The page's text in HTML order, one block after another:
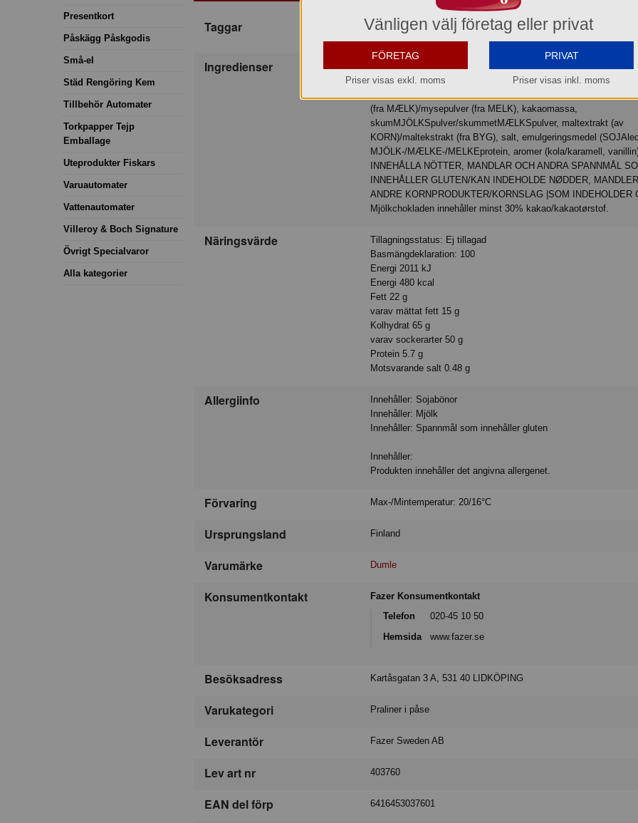
Presentkort
Påskägg Påskgodis
Små-el
Städ Rengöring Kem
Tillbehör Automater
Torkpapper Tejp
Emballage
Uteprodukter Fiskars
Varuautomater
Vattenautomater
Villeroy & Boch Signature
Övrigt Specialvaror
Alla kategorier
Taggar Fazer Godis Kakao Choklad Mjölkchoklad Dumle
Chocklad
Ingredienser
helMJÖLKSpulver/sødMÆLKSpulver/helMELKpulver,
fullhärdat vegetabiliskt fett (kokos), vasslepulver (av MJÖLK)/
(fra MÆLK)/mysepulver (fra MELK), kakaomassa,
skumMJÖLKSpulver/skummetMÆLKSpulver, maltextrakt (av
KORN)/maltekstrakt (fra BYG), salt, emulgeringsmedel
MJÖLK-/MÆLKE-/MELKEprotein, aromer (kola/karamell,
INNEHÅLLA NÖTTER, MANDLAR OCH ANDRA SPANNMÅL
INNEHÅLLER GLUTEN/KAN INDEHOLDE NØDDER,
ANDRE KORNPRODUKTER/KORNSLAG |SOM INDEHOLDER
Mjölkchokladen innehåller minst 30% kakao/kakaotørstof.
Näringsvärde
Tillagningsstatus: Ej tillagad
Basmängdeklaration: 100
Energi 2011 kJ
Energi 480 kcal
Fett 22 g
varav mättat fett 15 g
Kolhydrat 65 g
varav sockerarter 50 g
Protein 5.7 g
Motsvarande salt 0.48 g
Allergiinfo
Innehåller: Sojabönor
Innehåller: Mjölk
Innehåller: Spannmål som innehåller gluten
Innehåller:
Produkten innehåller det angivna allergenet.
Förvaring Max-/Mintemperatur: 20/16°C
Ursprungsland Finland
Varumärke Dumle
Konsumentkontakt
Fazer Konsumentkontakt
Telefon
020-45 10 50
Hemsida
www.fazer.se
Besöksadress Kartåsgatan 3 A, 531 40 LIDKÖPING
Varukategori Praliner i påse
Leverantör Fazer Sweden AB
Lev art nr 403760
EAN del förp 6416453037601
Vänligen välj företag eller privat
FÖRETAG
Priser visas exkl. moms
PRIVAT
Priser visas inkl. moms